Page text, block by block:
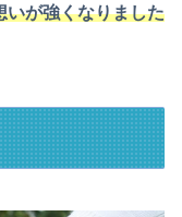
いが強くなりました